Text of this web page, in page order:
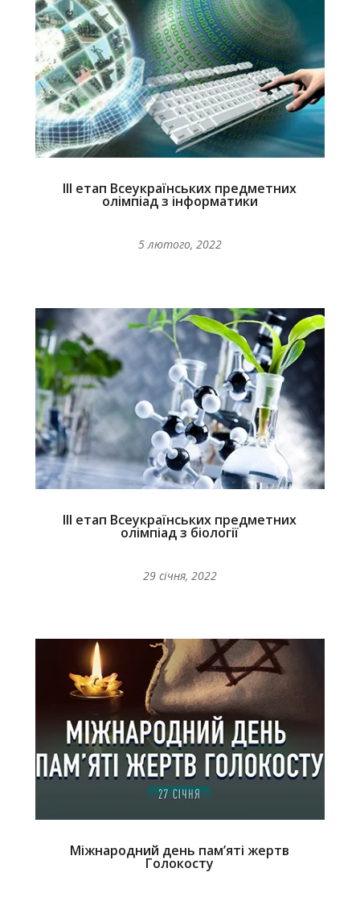
ІІІ етап Всеукраїнських предметних
олімпіад з інформатики
5 лютого, 2022
ІІІ етап Всеукраїнських предметних
олімпіад з біології
29 січня, 2022
Міжнародний день пам’яті жертв
Голокосту